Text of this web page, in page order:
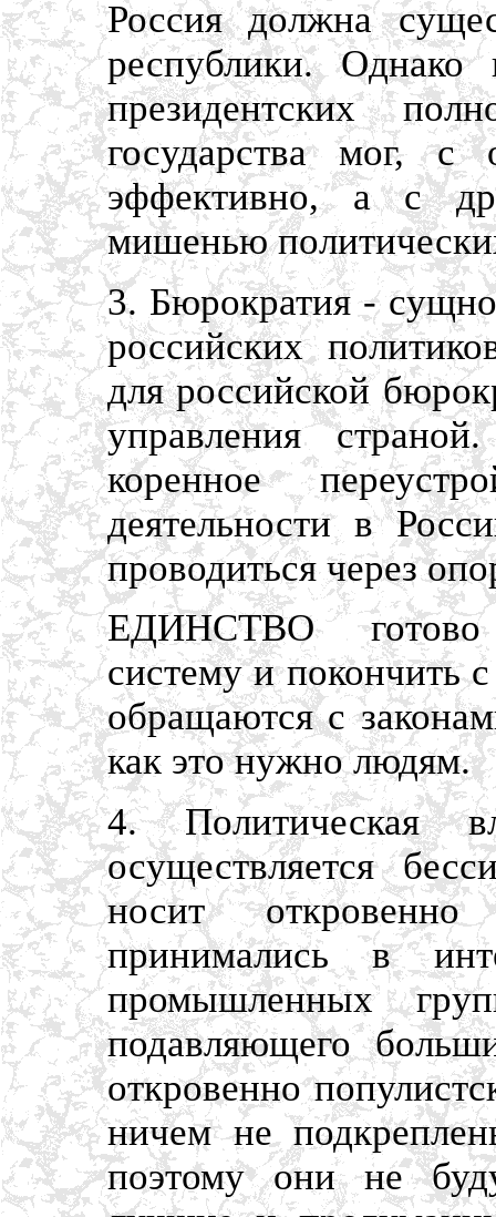
Россия должна
республики. Однако
президентских
государства мог, с
эффективно, а с
мишенью
3. Бюрократия -
российских
для российской
управления
коренное
деятельности в
проводиться через
ЕДИНСТВО готово
систему и покончить
обращаются с
как это нужно людям.
4. Политическая
осуществляется
носит
принимались в
промышленных
подавляющего
откровенно
ничем не
поэтому они не